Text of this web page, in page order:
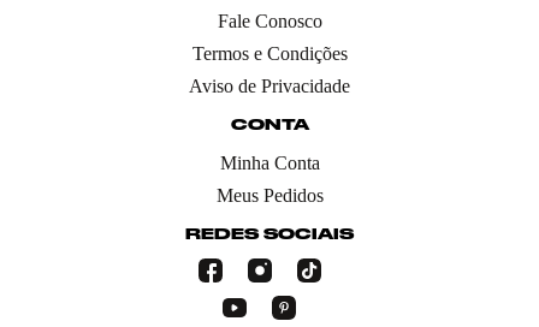
Fale Conosco
Termos e Condições
Aviso de Privacidade
CONTA
Minha Conta
Meus Pedidos
REDES SOCIAIS